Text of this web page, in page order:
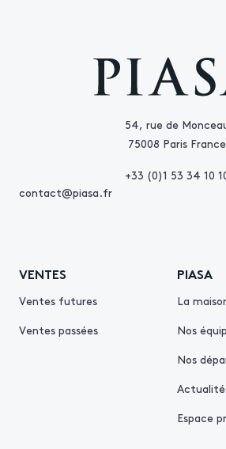
54, rue de
75008 Paris France
+33 (0)1 53 34 10
contact@piasa.fr
VENTES
Ventes futures
Ventes passées
PIASA
La
Nos
Nos
Espace